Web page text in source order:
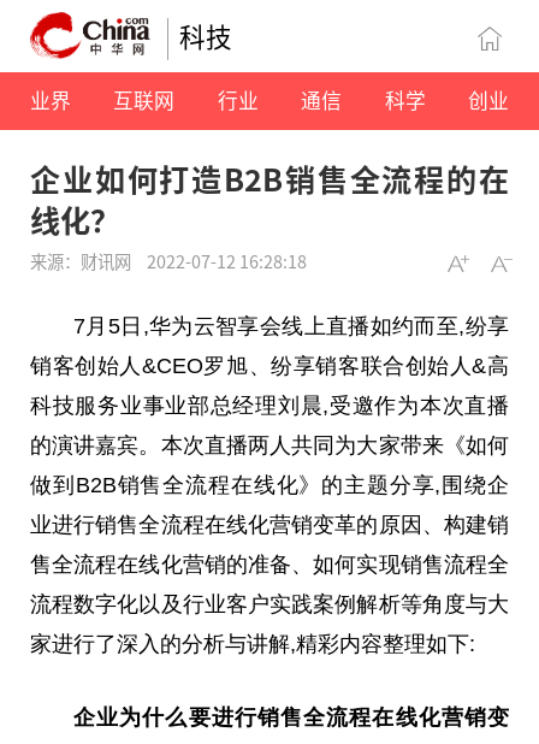
科技
业界 互联网 行业 通信 科学 创业
企业如何打造B2B销售全流程的在
线化？
来源：财讯网 2022-07-12 16:28:18
7月5日,华为云智享会线上直播如约而至,纷享
销客创始人&CEO罗旭、纷享销客联合创始人&高
科技服务业事业部总经理刘晨,受邀作为本次直播
的演讲嘉宾。本次直播两人共同为大家带来《如何
做到B2B销售全流程在线化》的主题分享,围绕企
业进行销售全流程在线化营销变革的原因、构建销
售全流程在线化营销的准备、如何实现销售流程全
流程数字化以及行业客户实践案例解析等角度与大
家进行了深入的分析与讲解,精彩内容整理如下:
企业为什么要进行销售全流程在线化营销变